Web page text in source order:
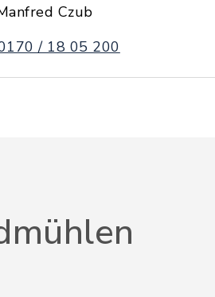
Czub
/ 18 05 200